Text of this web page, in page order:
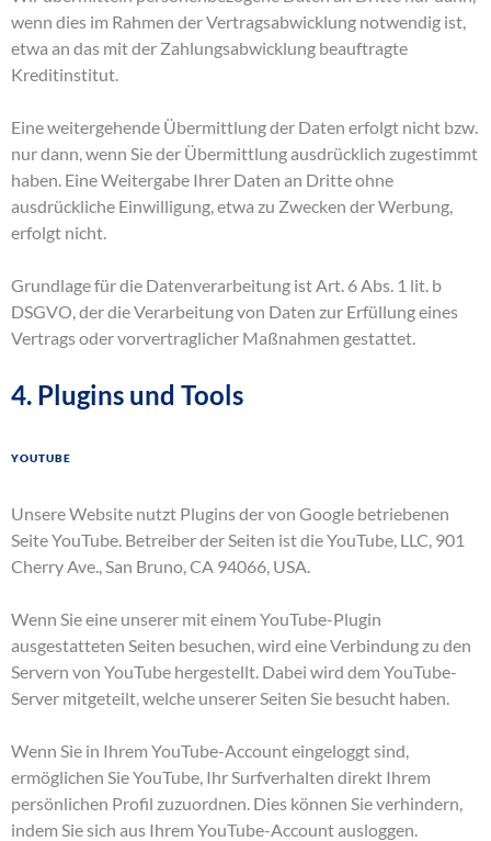
wenn dies im Rahmen der Vertragsabwicklung notwendig ist,
etwa an das mit der Zahlungsabwicklung beauftragte
Kreditinstitut.
Eine weitergehende Übermittlung der Daten erfolgt nicht bzw.
nur dann, wenn Sie der Übermittlung ausdrücklich zugestimmt
haben. Eine Weitergabe Ihrer Daten an Dritte ohne
ausdrückliche Einwilligung, etwa zu Zwecken der Werbung,
erfolgt nicht.
Grundlage für die Datenverarbeitung ist Art. 6 Abs. 1 lit. b
DSGVO, der die Verarbeitung von Daten zur Erfüllung eines
Vertrags oder vorvertraglicher Maßnahmen gestattet.
4. Plugins und Tools
YouTube
Unsere Website nutzt Plugins der von Google betriebenen
Seite YouTube. Betreiber der Seiten ist die YouTube, LLC, 901
Cherry Ave., San Bruno, CA 94066, USA.
Wenn Sie eine unserer mit einem YouTube-Plugin
ausgestatteten Seiten besuchen, wird eine Verbindung zu den
Servern von YouTube hergestellt. Dabei wird dem YouTube-
Server mitgeteilt, welche unserer Seiten Sie besucht haben.
Wenn Sie in Ihrem YouTube-Account eingeloggt sind,
ermöglichen Sie YouTube, Ihr Surfverhalten direkt Ihrem
persönlichen Profil zuzuordnen. Dies können Sie verhindern,
indem Sie sich aus Ihrem YouTube-Account ausloggen.